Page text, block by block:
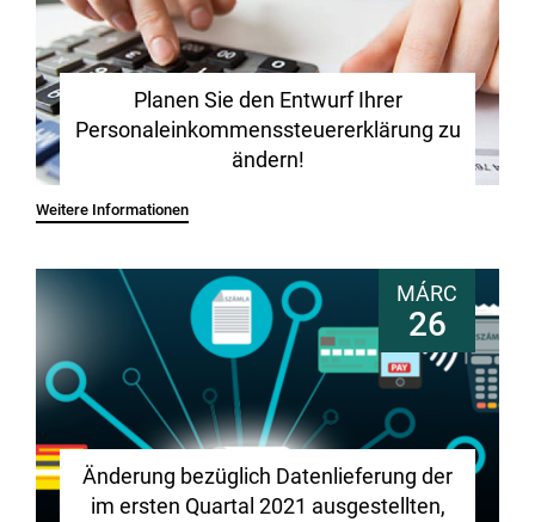
Planen Sie den Entwurf Ihrer
Personaleinkommenssteuererklärung zu
ändern!
Weitere Informationen
MÁRC
26
Änderung bezüglich Datenlieferung der
im ersten Quartal 2021 ausgestellten,